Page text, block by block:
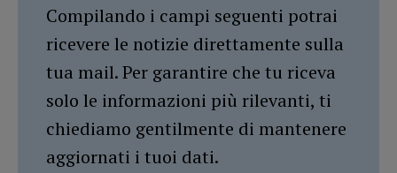
Compilando i campi seguenti potrai
ricevere le notizie direttamente sulla
tua mail. Per garantire che tu riceva
solo le informazioni più rilevanti, ti
chiediamo gentilmente di mantenere
aggiornati i tuoi dati.